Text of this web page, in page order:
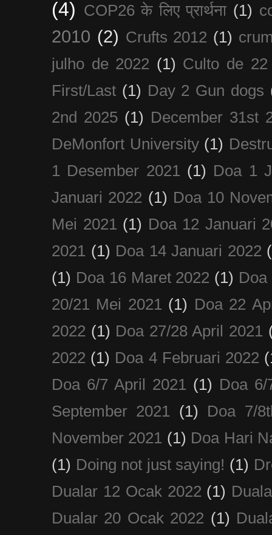
(4) COP26 के लिए प्रार्थना (1)
2010 (2) Crufts 2012 (1)
julho de 2022 (1) Culto de
First/Last (1) Day 2 Gun dogs
2nd 2025 (1) December 31st
DeMonfort University (1)
1 Desember 2021
(1) Doa 1
Januari 2022 (1) Doa 10
Mei 2021 (1) Doa 12 Januari
2021 (1) Doa 14 Januari 2022
(1) Doa 16 Maret 2022 (1) Doa
20/21 Mei 2021 (1) Doa 22
2022 (1) Doa 27/28 April 2021
2022 (1) Doa 4 Februari 2022
Doa 6/7 April 2021
(1) Doa
September 2021
(1)
Doa 7/
November 2021 (1) Doa Hari
(1) Doing not just saying! (1)
Dualar 12 Ocak 2022 (1)
Dualar 20 Ocak 2022 (1)